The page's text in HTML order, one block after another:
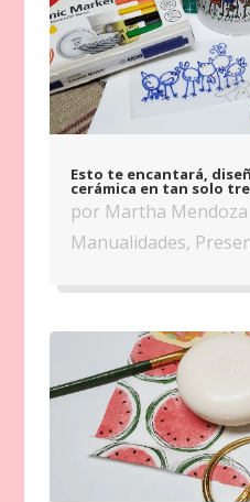
Esto te encantará,
cerámica en tan solo
por Martha Mendoza
Manualidades,